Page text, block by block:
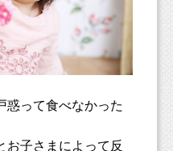
惑って食べなかった
お子さまによって反